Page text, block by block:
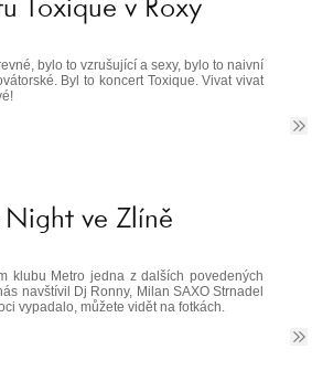
Toxique v Roxy
bylo to vzrušující a sexy, bylo to naivní
Byl to koncert Toxique. Vivat vivat
ve Zlíně
klubu Metro jedna z dalších povedených
navštívil Dj Ronny, Milan SAXO Strnadel
vypadalo, můžete vidět na fotkách.